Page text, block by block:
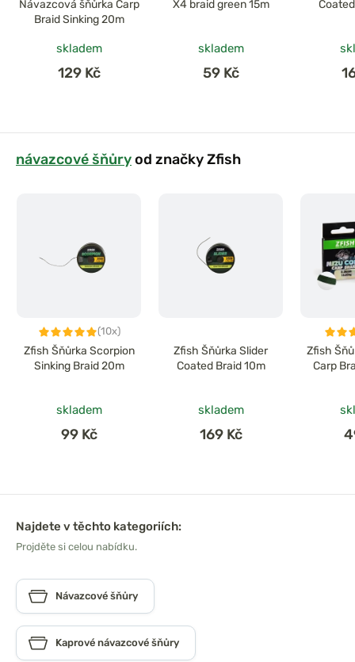
Návazcová šňůrka Carp
Braid Sinking 20m
skladem
129 Kč
X4 braid green 15m
skladem
59 Kč
návazcové šňůryod značky Zfish
(10x)
Zfish Šňůrka Scorpion
Sinking Braid 20m
skladem
99 Kč
Zfish Šňůrka Slider
Coated Braid 10m
skladem
169 Kč
Zfish
Carp
Najdete v těchto kategoriích:
Projděte si celou nabídku.
Návazcové šňůry
Kaprové návazcové šňůry